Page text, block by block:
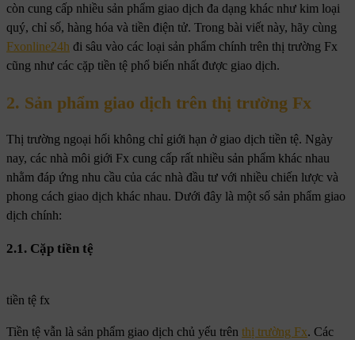
còn cung cấp nhiều sản phẩm giao dịch đa dạng khác như kim loại
quý, chỉ số, hàng hóa và tiền điện tử. Trong bài viết này, hãy cùng
Fxonline24h đi sâu vào các loại sản phẩm chính trên thị trường Fx
cũng như các cặp tiền tệ phổ biến nhất được giao dịch.
2. Sản phẩm giao dịch trên thị trường Fx
Thị trường ngoại hối không chỉ giới hạn ở giao dịch tiền tệ. Ngày
nay, các nhà môi giới Fx cung cấp rất nhiều sản phẩm khác nhau
nhằm đáp ứng nhu cầu của các nhà đầu tư với nhiều chiến lược và
phong cách giao dịch khác nhau. Dưới đây là một số sản phẩm giao
dịch chính:
2.1. Cặp tiền tệ
tiền tệ fx
Tiền tệ vẫn là sản phẩm giao dịch chủ yếu trên thị trường Fx. Các